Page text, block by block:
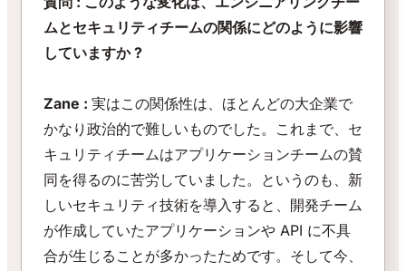
ムとセキュリティチームの関係にどのように影響
していますか ?
Zane : 実はこの関係性は、ほとんどの大企業で
かなり政治的で難しいものでした。これまで、セ
キュリティチームはアプリケーションチームの賛
同を得るのに苦労していました。というのも、新
しいセキュリティ技術を導入すると、開発チーム
が作成していたアプリケーションや API に不具
合が生じることが多かったためです。そして今、